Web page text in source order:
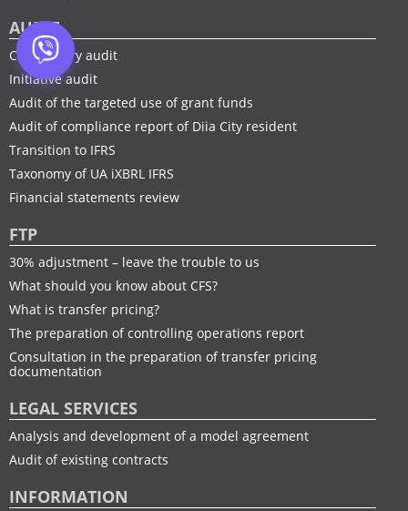
AUDIT
Compulsory audit
Initiative audit
Audit of the targeted use of grant funds
Audit of compliance report of Diia City resident
Transition to IFRS
Taxonomy of UA іXBRL IFRS
Financial statements review
FTP
30% adjustment – leave the trouble to us
What should you know about CFS?
What is transfer pricing?
The preparation of controlling operations report
Consultation in the preparation of transfer pricing
documentation
LEGAL SERVICES
Analysis and development of a model agreement
Audit of existing contracts
INFORMATION